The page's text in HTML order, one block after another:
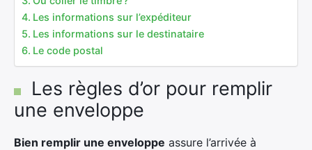
Les informations sur l’expéditeur
Les informations sur le destinataire
Le code postal
Les règles d’or pour remplir
une enveloppe
Bien remplir une enveloppe assure l’arrivée à